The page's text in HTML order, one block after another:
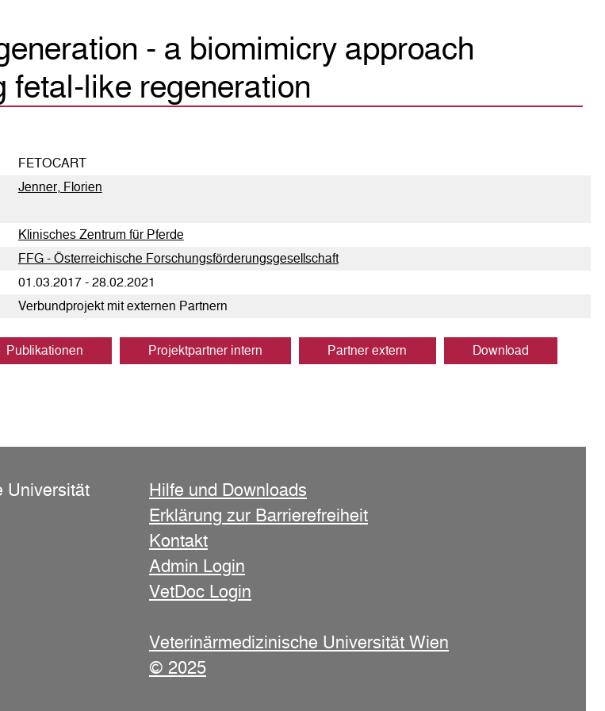
- a biomimicry approach
fetal-like regeneration
FETOCART
Jenner, Florien
Klinisches Zentrum für Pferde
FFG - Österreichische Forschungsförderungsgesellschaft
01.03.2017 - 28.02.2021
Verbundprojekt mit externen Partnern
Publikationen Projektpartner intern Partner extern Download
Universität
Hilfe und Downloads
Erklärung zur Barrierefreiheit
Kontakt
Admin Login
VetDoc Login
Veterinärmedizinische Universität Wien
© 2025